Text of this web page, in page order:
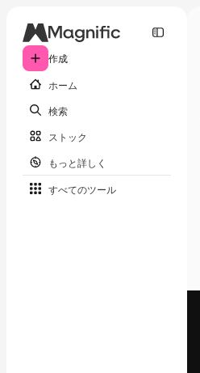
作成
ホーム
検索
ストック
もっと詳しく
すべてのツール